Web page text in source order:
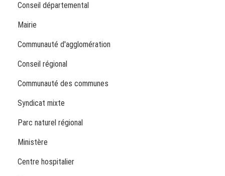
Conseil départemental
Mairie
Communauté d'agglomération
Conseil régional
Communauté des communes
Syndicat mixte
Parc naturel régional
Ministère
Centre hospitalier